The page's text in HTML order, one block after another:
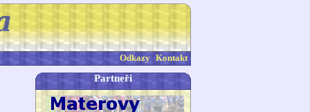
Odkazy Kontakt
Partneři